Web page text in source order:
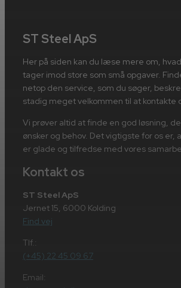
ST Steel ApS
Her på siden kan du læse mere om,
tager imod store som små opgaver.
netop den service, som du søger,
stadig meget velkommen til at kontakte
Vi prøver altid at finde en god løsning,
ønsker og behov. Det vigtigste for os er,
er glade og tilfredse med vores
Kontakt os
ST Steel ApS
Jernet 15, 6000 Kolding
Find vej
Tlf.:
(+45) 22 45 09 67
Email: